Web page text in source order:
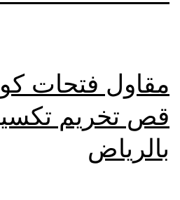
مقاول فتحات
قص تخريم
بالرياض